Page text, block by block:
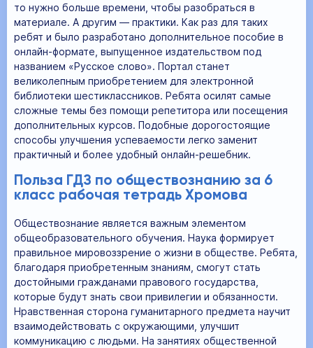
то нужно больше времени, чтобы разобраться в
материале. А другим — практики. Как раз для таких
ребят и было разработано дополнительное пособие в
онлайн-формате, выпущенное издательством под
названием «Русское слово». Портал станет
великолепным приобретением для электронной
библиотеки шестиклассников. Ребята осилят самые
сложные темы без помощи репетитора или посещения
дополнительных курсов. Подобные дорогостоящие
способы улучшения успеваемости легко заменит
практичный и более удобный онлайн-решебник.
Польза ГДЗ по обществознанию за 6
класс рабочая тетрадь Хромова
Обществознание является важным элементом
общеобразовательного обучения. Наука формирует
правильное мировоззрение о жизни в обществе. Ребята,
благодаря приобретенным знаниям, смогут стать
достойными гражданами правового государства,
которые будут знать свои привилегии и обязанности.
Нравственная сторона гуманитарного предмета научит
взаимодействовать с окружающими, улучшит
коммуникацию с людьми. На занятиях общественной